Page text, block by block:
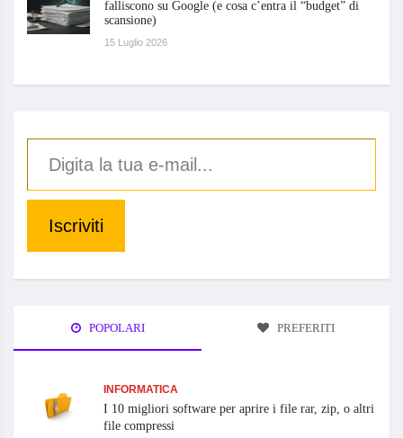
falliscono su Google (e cosa c’entra il “budget” di
scansione)
15 Luglio 2026
Iscriviti
POPOLARI PREFERITI
INFORMATICA
I 10 migliori software per aprire i file rar, zip, o altri
file compressi